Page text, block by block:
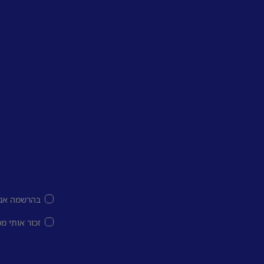
בהרשמה
זכור אותי